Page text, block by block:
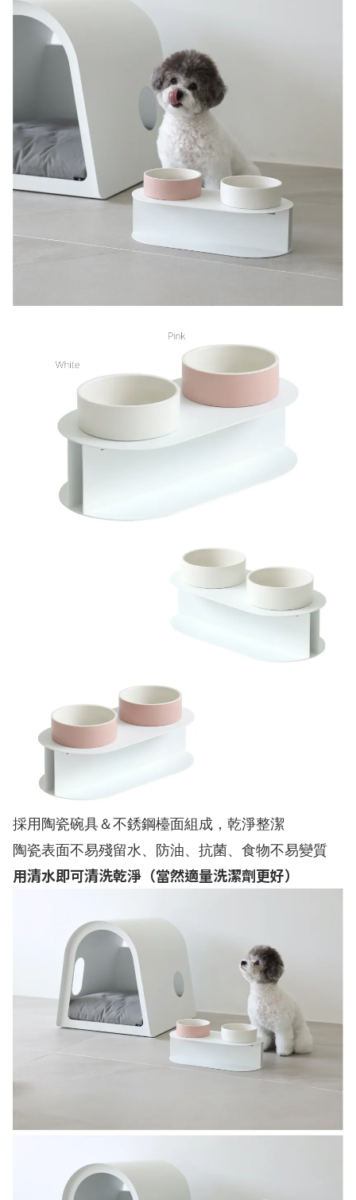
採用陶瓷碗具＆不銹鋼檯面組成，乾淨整潔
陶瓷表面不易殘留水、防油、抗菌、食物不易變質
用清水即可清洗乾淨（當然適量洗潔劑更好）